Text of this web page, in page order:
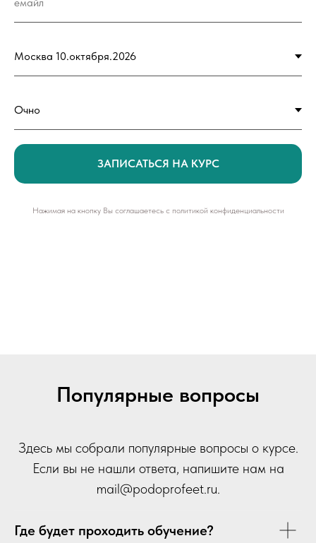
ЗАПИСАТЬСЯ НА КУРС
Нажимая на кнопку Вы соглашаетесь с политикой конфиденциальности
Популярные вопросы
Здесь мы собрали популярные вопросы о курсе.
Если вы не нашли ответа, напишите нам на
mail@podoprofeet.ru.
Где будет проходить обучение?